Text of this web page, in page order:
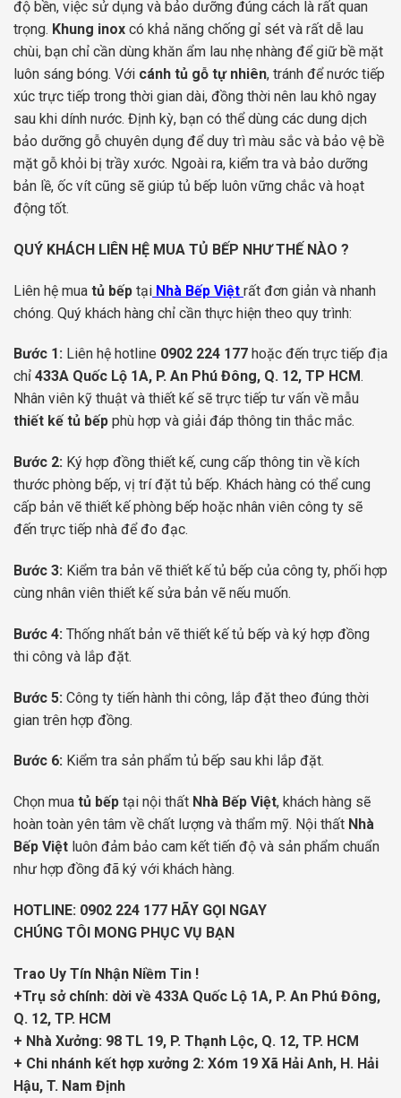
độ bền, việc sử dụng và bảo dưỡng đúng cách là rất quan
trọng. Khung inox có khả năng chống gỉ sét và rất dễ lau
chùi, bạn chỉ cần dùng khăn ẩm lau nhẹ nhàng để giữ bề mặt
luôn sáng bóng. Với cánh tủ gỗ tự nhiên, tránh để nước tiếp
xúc trực tiếp trong thời gian dài, đồng thời nên lau khô ngay
sau khi dính nước. Định kỳ, bạn có thể dùng các dung dịch
bảo dưỡng gỗ chuyên dụng để duy trì màu sắc và bảo vệ bề
mặt gỗ khỏi bị trầy xước. Ngoài ra, kiểm tra và bảo dưỡng
bản lề, ốc vít cũng sẽ giúp tủ bếp luôn vững chắc và hoạt
động tốt.
QUÝ KHÁCH LIÊN HỆ MUA TỦ BẾP NHƯ THẾ NÀO ?
Liên hệ mua tủ bếp tại Nhà Bếp Việt rất đơn giản và nhanh
chóng. Quý khách hàng chỉ cần thực hiện theo quy trình:
Bước 1: Liên hệ hotline 0902 224 177 hoặc đến trực tiếp địa
chỉ 433A Quốc Lộ 1A, P. An Phú Đông, Q. 12, TP HCM.
Nhân viên kỹ thuật và thiết kế sẽ trực tiếp tư vấn về mẫu
thiết kế tủ bếp phù hợp và giải đáp thông tin thắc mắc.
Bước 2: Ký hợp đồng thiết kế, cung cấp thông tin về kích
thước phòng bếp, vị trí đặt tủ bếp. Khách hàng có thể cung
cấp bản vẽ thiết kế phòng bếp hoặc nhân viên công ty sẽ
đến trực tiếp nhà để đo đạc.
Bước 3: Kiểm tra bản vẽ thiết kế tủ bếp của công ty, phối hợp
cùng nhân viên thiết kế sửa bản vẽ nếu muốn.
Bước 4: Thống nhất bản vẽ thiết kế tủ bếp và ký hợp đồng
thi công và lắp đặt.
Bước 5: Công ty tiến hành thi công, lắp đặt theo đúng thời
gian trên hợp đồng.
Bước 6: Kiểm tra sản phẩm tủ bếp sau khi lắp đặt.
Chọn mua tủ bếp tại nội thất Nhà Bếp Việt, khách hàng sẽ
hoàn toàn yên tâm về chất lượng và thẩm mỹ. Nội thất Nhà
Bếp Việt luôn đảm bảo cam kết tiến độ và sản phẩm chuẩn
như hợp đồng đã ký với khách hàng.
HOTLINE: 0902 224 177 HÃY GỌI NGAY
CHÚNG TÔI MONG PHỤC VỤ BẠN
Trao Uy Tín Nhận Niềm Tin !
+Trụ sở chính: dời về 433A Quốc Lộ 1A, P. An Phú Đông,
Q. 12, TP. HCM
+ Nhà Xưởng: 98 TL 19, P. Thạnh Lộc, Q. 12, TP. HCM
+ Chi nhánh kết hợp xưởng 2: Xóm 19 Xã Hải Anh, H. Hải
Hậu, T. Nam Định